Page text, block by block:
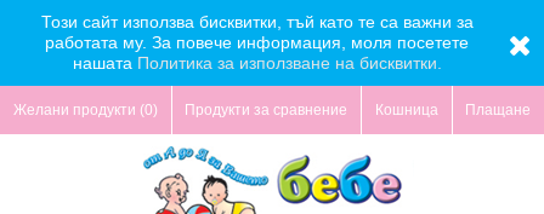
Този сайт използва бисквитки, тъй като те са важни за
работата му. За повече информация, моля посетете
нашата Политика за използване на бисквитки.
Желани продукти (0) Продукти за сравнение Кошница Плащане